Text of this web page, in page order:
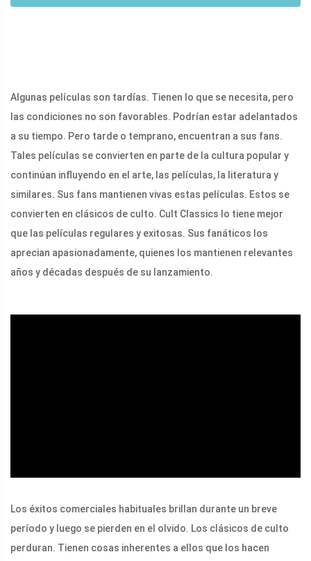
Algunas películas son tardías. Tienen lo que se necesita, pero
las condiciones no son favorables. Podrían estar adelantados
a su tiempo. Pero tarde o temprano, encuentran a sus fans.
Tales películas se convierten en parte de la cultura popular y
continúan influyendo en el arte, las películas, la literatura y
similares. Sus fans mantienen vivas estas películas. Estos se
convierten en clásicos de culto. Cult Classics lo tiene mejor
que las películas regulares y exitosas. Sus fanáticos los
aprecian apasionadamente, quienes los mantienen relevantes
años y décadas después de su lanzamiento.
Los éxitos comerciales habituales brillan durante un breve
período y luego se pierden en el olvido. Los clásicos de culto
perduran. Tienen cosas inherentes a ellos que los hacen